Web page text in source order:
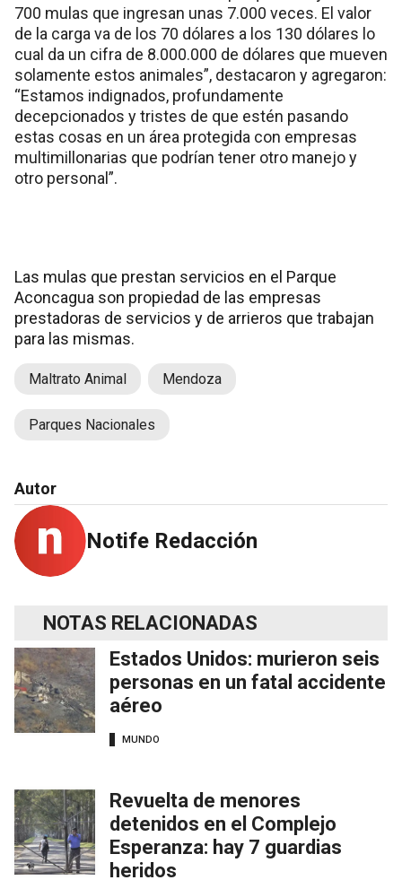
700 mulas que ingresan unas 7.000 veces. El valor
de la carga va de los 70 dólares a los 130 dólares lo
cual da un cifra de 8.000.000 de dólares que mueven
solamente estos animales”, destacaron y agregaron:
“Estamos indignados, profundamente
decepcionados y tristes de que estén pasando
estas cosas en un área protegida con empresas
multimillonarias que podrían tener otro manejo y
otro personal”.
Las mulas que prestan servicios en el Parque
Aconcagua son propiedad de las empresas
prestadoras de servicios y de arrieros que trabajan
para las mismas.
Maltrato Animal Mendoza
Parques Nacionales
Autor
Notife Redacción
NOTAS RELACIONADAS
Estados Unidos: murieron seis
personas en un fatal accidente
aéreo
MUNDO
Revuelta de menores
detenidos en el Complejo
Esperanza: hay 7 guardias
heridos